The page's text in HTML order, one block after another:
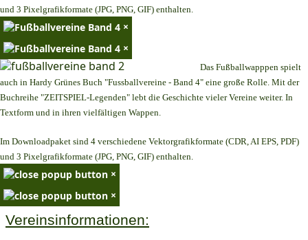
und 3 Pixelgrafikformate (JPG, PNG, GIF) enthalten.
×
×
Das Fußballwapppen spielt
auch in Hardy Grünes Buch "Fussballvereine - Band 4" eine große Rolle. Mit der
Buchreihe "ZEITSPIEL-Legenden" lebt die Geschichte vieler Vereine weiter. In
Textform und in ihren vielfältigen Wappen.
Im Downloadpaket sind 4 verschiedene Vektorgrafikformate (CDR, AI EPS, PDF)
und 3 Pixelgrafikformate (JPG, PNG, GIF) enthalten.
×
×
Vereinsinformationen: